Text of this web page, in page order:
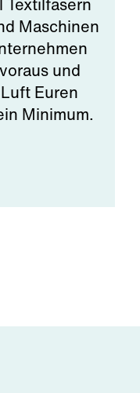
Maschinen
und
Euren
Minimum.